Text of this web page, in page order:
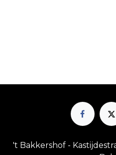
't Bakkershof -